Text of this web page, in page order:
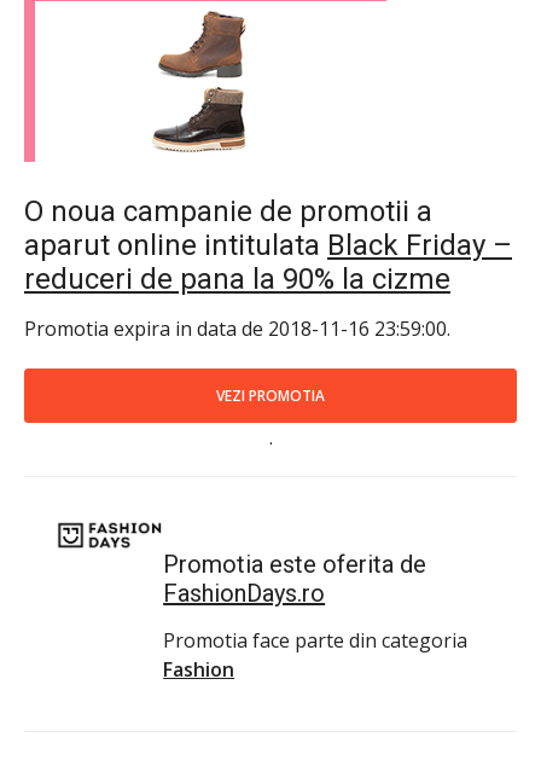
O noua campanie de promotii a
aparut online intitulata Black Friday –
reduceri de pana la 90% la cizme
Promotia expira in data de 2018-11-16 23:59:00.
VEZI PROMOTIA
.
Promotia este oferita de
FashionDays.ro
Promotia face parte din categoria
Fashion